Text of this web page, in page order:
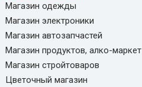
Магазин одежды
Магазин электроники
Магазин автозапчастей
Магазин продуктов, алко-маркет
Магазин стройтоваров
Цветочный магазин